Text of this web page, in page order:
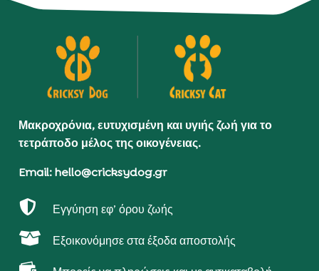
Μακροχρόνια, ευτυχισμένη και υγιής ζωή για το
τετράποδο μέλος της οικογένειας.
Email: hello@cricksydog.gr
 Εγγύηση εφ’ όρου ζωής
 Εξοικονόμησε στα έξοδα αποστολής